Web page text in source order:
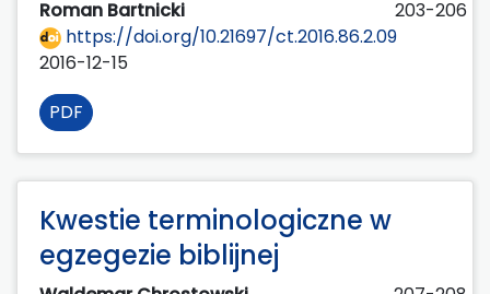
Roman Bartnicki
203-206
https://doi.org/10.21697/ct.2016.86.2.09
2016-12-15
PDF
Kwestie terminologiczne w
egzegezie biblijnej